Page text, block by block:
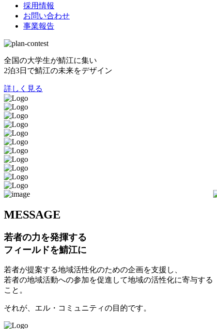
採用情報
お問い合わせ
事業報告
全国の大学生が鯖江に集い
2泊3日で鯖江の未来をデザイン
詳しく見る
MESSAGE
若者の力を発揮する
フィールドを鯖江に
若者が提案する地域活性化のための企画を支援し、
若者の地域活動への参加を促進して地域の活性化に寄与する
こと。
それが、エル・コミュニティの目的です。